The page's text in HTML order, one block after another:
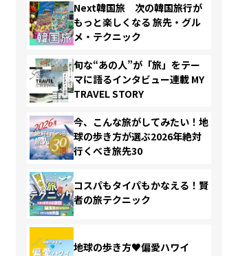
Next韓国旅 次の韓国旅行が
もっと楽しくなる 旅先・グル
メ・テクニック
旬な“あの人”が「旅」をテー
マに語るインタビュー連載 MY
TRAVEL STORY
今、こんな旅がしてみたい！地
球の歩き方が選ぶ2026年絶対
行くべき旅先30
コスパもタイパもかなえる！賢
者の旅テクニック
地球の歩き方♥偏愛ハワイ